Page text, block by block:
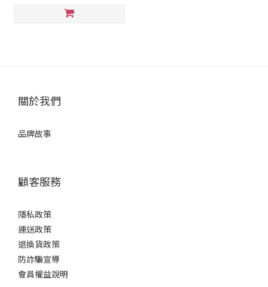
關於我們
品牌故事
顧客服務
隱私政策
運送政策
退換貨政策
防詐騙宣導
會員權益說明